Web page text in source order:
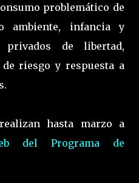
problemático de
ambiente, infancia y
privados de libertad,
riesgo y respuesta a
hasta marzo a
del Programa de